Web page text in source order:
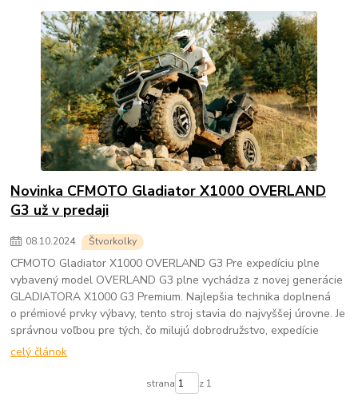
Novinka CFMOTO Gladiator X1000 OVERLAND
G3 už v predaji
08.10.2024 Štvorkolky
CFMOTO Gladiator X1000 OVERLAND G3 Pre expedíciu plne
vybavený model OVERLAND G3 plne vychádza z novej generácie
GLADIATORA X1000 G3 Premium. Najlepšia technika doplnená
o prémiové prvky výbavy, tento stroj stavia do najvyššej úrovne. Je
správnou voľbou pre tých, čo milujú dobrodružstvo, expedície
celý článok
strana z 1